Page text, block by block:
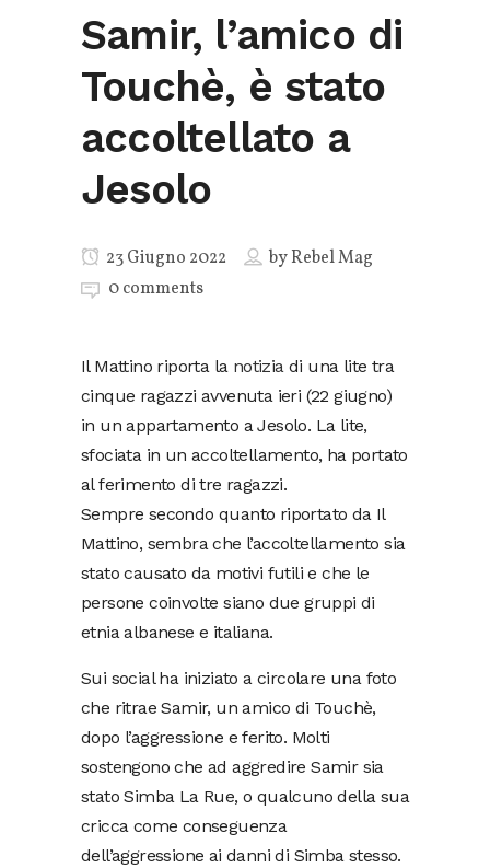
Samir, l’amico di
Touchè, è stato
accoltellato a
Jesolo
23 Giugno 2022 byRebel Mag
0 comments
Il Mattino riporta la notiziadi una lite tra
cinque ragazzi avvenuta ieri (22 giugno)
in un appartamento a Jesolo. La lite,
sfociata in un accoltellamento, ha portato
al ferimento di tre ragazzi.
Sempre secondo quanto riportato da Il
Mattino, sembra che l’accoltellamento sia
stato causato da motivi futili e che le
persone coinvolte siano due gruppi di
etnia albanese e italiana.
Sui social ha iniziato a circolare una foto
che ritrae Samir, un amico di Touchè,
dopo l’aggressione e ferito. Molti
sostengono che ad aggredire Samir sia
stato Simba La Rue, o qualcuno della sua
cricca come conseguenza
dell’aggressione ai danni di Simba stesso.